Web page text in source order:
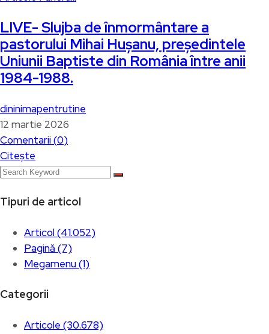
LIVE- Slujba de înmormântare a
pastorului Mihai Hușanu, președintele
Uniunii Baptiste din România între anii
1984-1988.
dininimapentrutine
12 martie 2026
Comentarii (0)
Citește
Tipuri de articol
Articol (41.052)
Pagină (7)
Megamenu (1)
Categorii
Articole (30.678)